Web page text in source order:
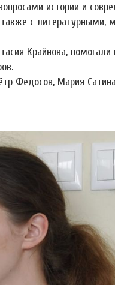
истории и
также с
Крайнова,
Федосов, Мария